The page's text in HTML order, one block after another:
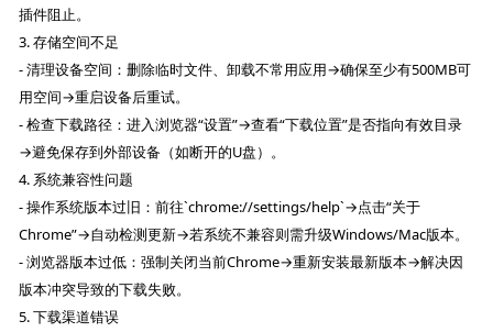
插件阻止。
3. 存储空间不足
- 清理设备空间：删除临时文件、卸载不常用应用→确保至少有500MB可
用空间→重启设备后重试。
- 检查下载路径：进入浏览器“设置”→查看“下载位置”是否指向有效目录
→避免保存到外部设备（如断开的U盘）。
4. 系统兼容性问题
- 操作系统版本过旧：前往`chrome://settings/help`→点击“关于
Chrome”→自动检测更新→若系统不兼容则需升级Windows/Mac版本。
- 浏览器版本过低：强制关闭当前Chrome→重新安装最新版本→解决因
版本冲突导致的下载失败。
5. 下载渠道错误